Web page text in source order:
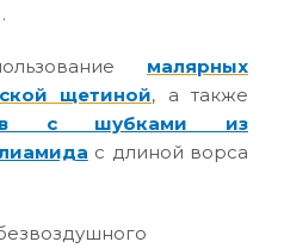
малярных
щетиной, а также
с шубками из
с длиной ворса